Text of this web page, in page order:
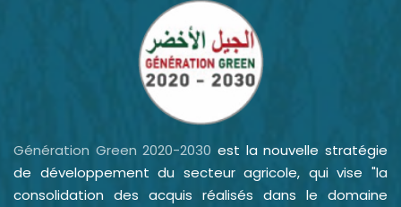
Génération Green 2020-2030 est la nouvelle stratégie
de développement du secteur agricole, qui vise "la
consolidation des acquis réalisés dans le domaine